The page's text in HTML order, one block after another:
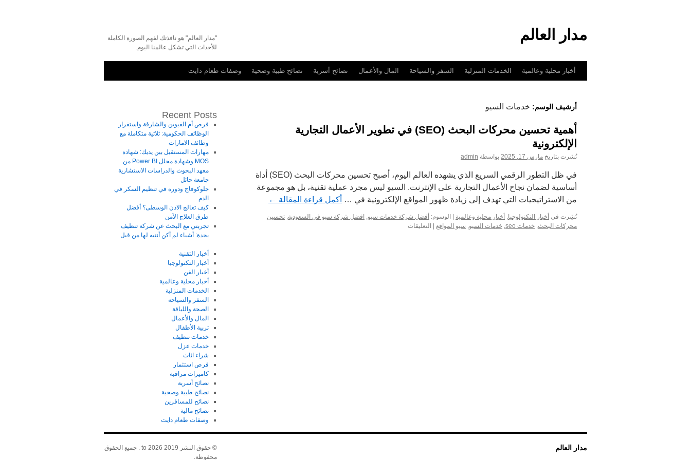
المحتوى
مدار العالم
"مدار العالم" هو نافذتك لفهم الصورة الكاملة
للأحداث التي تشكل عالمنا اليوم.
أخبار محلية وعالمية الخدمات المنزلية السفر والسياحة المال والأعمال نصائح أسرية نصائح طبية وصحية وصفات طعام دايت
أرشيف الوسم: خدمات السيو
أهمية تحسين محركات البحث (SEO) في تطوير الأعمال التجارية
الإلكترونية
نُشرت بتاريخ مارس 17, 2025 بواسطة admin
في ظل التطور الرقمي السريع الذي يشهده العالم اليوم، أصبح تحسين محركات البحث (SEO) أداة
أساسية لضمان نجاح الأعمال التجارية على الإنترنت. السيو ليس مجرد عملية تقنية، بل هو مجموعة
من الاستراتيجيات التي تهدف إلى زيادة ظهور المواقع الإلكترونية في … أكمل قراءة المقالة ←
نُشِرت في أخبار التكنولوجيا, أخبار محلية وعالمية الوسوم: أفضل شركة خدمات سيو, افضل شركة سيو في السعودية, تحسين
محركات البحث, خدمات seo , خدمات السيو, سيو المواقع التعليقاتعلى
Recent Posts
فرص أم القيوين والشارقة واستقرار
الوظائف الحكومية: ثلاثية متكاملة مع
وظائف الامارات
مهارات المستقبل بين يديك: شهادة
MOS وشهادة محلل Power BI من
معهد البحوث والدراسات الاستشارية
جامعة حائل
جلوكوفاج ودوره في تنظيم السكر في
الدم
كيف تعالج الاذن الوسطى؟ أفضل
طرق العلاج الآمن
تجربتي مع البحث عن شركة تنظيف
بجدة: أشياء لم أكن أنتبه لها من قبل
أخبار التقنية
أخبار التكنولوجيا
أخبار الفن
أخبار محلية وعالمية
الخدمات المنزلية
السفر والسياحة
الصحة واللياقة
المال والأعمال
تربية الأطفال
خدمات تنظيف
خدمات عزل
شراء اثاث
فرص استثمار
كاميرات مراقبة
نصائح أسرية
نصائح طبية وصحية
نصائح للمسافرين
نصائح مالية
وصفات طعام دايت
مدار العالم
© حقوق النشر 2019 to 2026 . جميع الحقوق
محفوظة.